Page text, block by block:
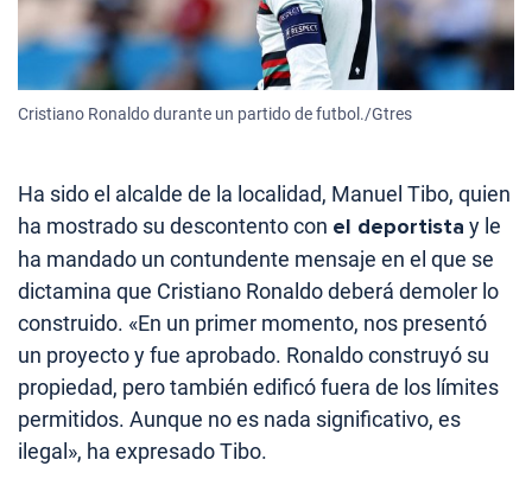
Cristiano Ronaldo durante un partido de futbol./Gtres
Ha sido el alcalde de la localidad, Manuel Tibo, quien
ha mostrado su descontento con el deportista y le
ha mandado un contundente mensaje en el que se
dictamina que Cristiano Ronaldo deberá demoler lo
construido. «En un primer momento, nos presentó
un proyecto y fue aprobado. Ronaldo construyó su
propiedad, pero también edificó fuera de los límites
permitidos. Aunque no es nada significativo, es
ilegal», ha expresado Tibo.